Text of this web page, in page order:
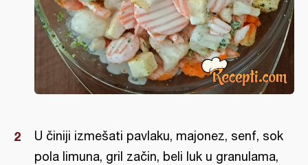
U činiji izmešati pavlaku, majonez, senf, sok
pola limuna, gril začin, beli luk u granulama,